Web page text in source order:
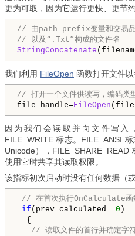
更为可取，因为它运行更快、更节约
// 由path_prefix变量和交易
// 以及“.Txt”构成的文件名
StringConcatenate
我们利用 FileOpen 函数打开文件以
// 打开一个文件供读写，编码类
file_handle=FileOpen
因为我们会读取并向文件写入
FILE_WRITE 标志。FILE_ANSI
Unicode），
使用它时共享其读取权限。
该指标初次启动时没有任何数据（
// 在首次执行OnCalculate函
if (prev_calculated==0 )
{
// 读取文件的首行并确定字